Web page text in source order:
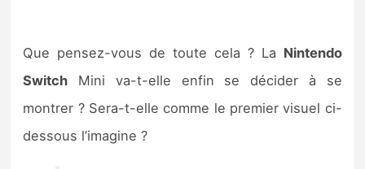
Que pensez-vous de toute cela ? La Nintendo
Switch Mini va-t-elle enfin se décider à se
montrer ? Sera-t-elle comme le premier visuel ci-
dessous l’imagine ?